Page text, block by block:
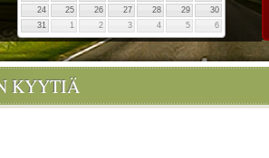
24
25 26 27 28 29
30
31
1 2 3 4 5 6
KYYTIÄ